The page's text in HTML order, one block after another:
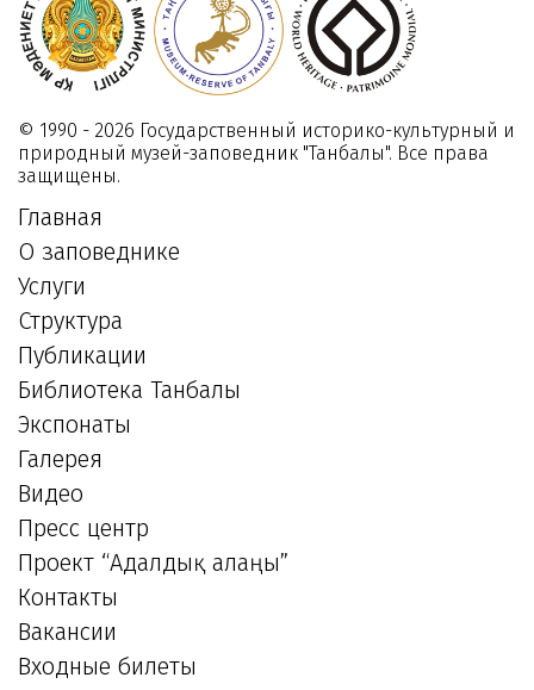
© 1990 - 2026 Государственный историко-культурный и
природный музей-заповедник "Танбалы". Все права
защищены.
Главная
О заповеднике
Услуги
Структура
Публикации
Библиотека Танбалы
Экспонаты
Галерея
Видео
Пресс центр
Проект “Адалдық алаңы”
Контакты
Вакансии
Входные билеты